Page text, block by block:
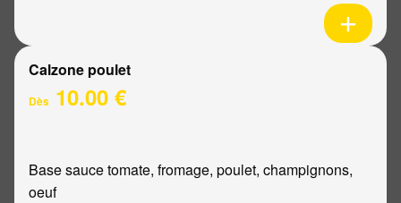
Calzone poulet
Dès 10.00 €
Base sauce tomate, fromage, poulet, champignons,
oeuf